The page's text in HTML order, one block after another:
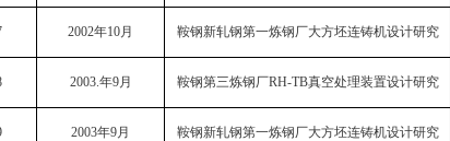
2002年10月 鞍钢新轧钢第一炼钢厂大方坯连铸机设计研究
2003.年9月 鞍钢第三炼钢厂RH-TB真空处理装置设计研究
2003年9月 鞍钢新轧钢第一炼钢厂大方坯连铸机设计研究